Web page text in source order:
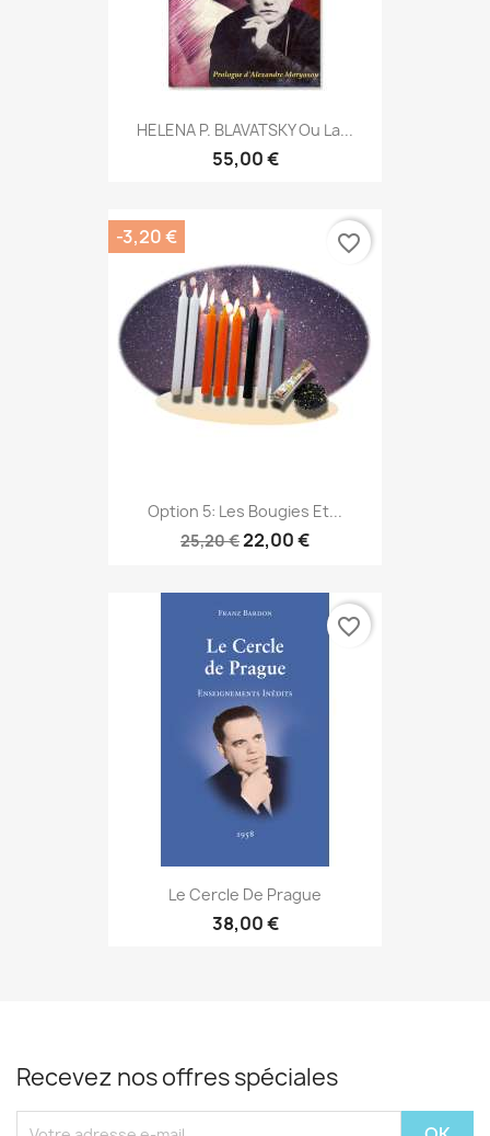
HELENA P. BLAVATSKY Ou La...
55,00 €
Option 5: Les Bougies Et...
25,20 €22,00 €
-3,20 € favorite_border
Le Cercle De Prague
38,00 €
favorite_border
Recevez nos offres spéciales